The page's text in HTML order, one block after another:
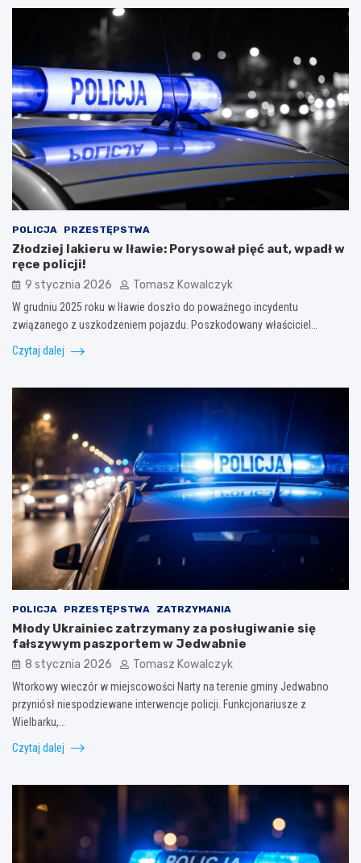
POLICJA PRZESTĘPSTWA
Złodziej lakieru w Iławie: Porysował pięć aut, wpadł w
ręce policji!
9 stycznia 2026 Tomasz Kowalczyk
W grudniu 2025 roku w Iławie doszło do poważnego incydentu
związanego z uszkodzeniem pojazdu. Poszkodowany właściciel…
Czytaj dalej
POLICJA PRZESTĘPSTWA ZATRZYMANIA
Młody Ukrainiec zatrzymany za posługiwanie się
fałszywym paszportem w Jedwabnie
8 stycznia 2026 Tomasz Kowalczyk
Wtorkowy wieczór w miejscowości Narty na terenie gminy Jedwabno
przyniósł niespodziewane interwencje policji. Funkcjonariusze z
Wielbarku,…
Czytaj dalej